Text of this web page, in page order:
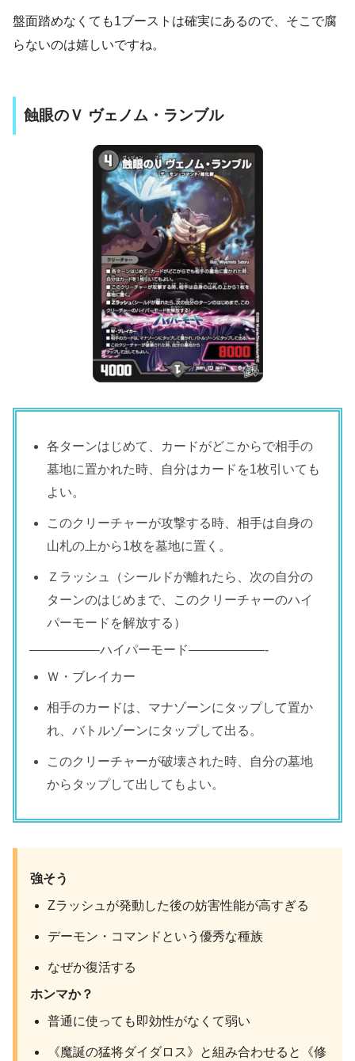
盤面踏めなくても1ブーストは確実にあるので、そこで腐
らないのは嬉しいですね。
蝕眼のＶ ヴェノム・ランブル
各ターンはじめて、カードがどこからで相手の
墓地に置かれた時、自分はカードを1枚引いても
よい。
このクリーチャーが攻撃する時、相手は自身の
山札の上から1枚を墓地に置く。
Ｚラッシュ（シールドが離れたら、次の自分の
ターンのはじめまで、このクリーチャーのハイ
パーモードを解放する）
—————–ハイパーモード——————-
Ｗ・ブレイカー
相手のカードは、マナゾーンにタップして置か
れ、バトルゾーンにタップして出る。
このクリーチャーが破壊された時、自分の墓地
からタップして出してもよい。
強そう
Zラッシュが発動した後の妨害性能が高すぎる
デーモン・コマンドという優秀な種族
なぜか復活する
ホンマか？
普通に使っても即効性がなくて弱い
《魔誕の猛将ダイダロス》と組み合わせると《修